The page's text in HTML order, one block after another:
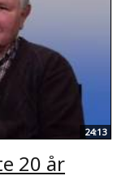
24:13
20 år